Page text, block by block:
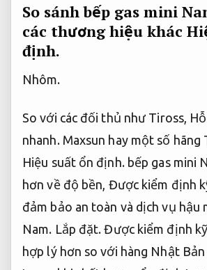
So sánh bếp gas mini
các thương hiệu khác
định.
Nhôm.
So với các đối thủ như Tiross,
nhanh.Maxsun hay một số hãng
Hiệu suất ổn định.bếp gas mini
hơn về độ bền, Được kiểm định
đảm bảo an toàn và dịch vụ hậu
Nam. Lắp đặt. Được kiểm định
hợp lý hơn so với hàng Nhật Bản